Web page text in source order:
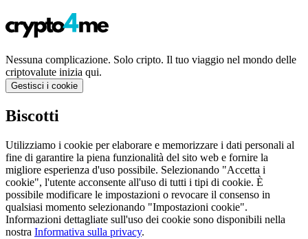
Nessuna complicazione. Solo cripto. Il tuo viaggio nel mondo delle
criptovalute inizia qui.
Gestisci i cookie
Biscotti
Utilizziamo i cookie per elaborare e memorizzare i dati personali al
fine di garantire la piena funzionalità del sito web e fornire la
migliore esperienza d'uso possibile. Selezionando "Accetta i
cookie", l'utente acconsente all'uso di tutti i tipi di cookie. È
possibile modificare le impostazioni o revocare il consenso in
qualsiasi momento selezionando "Impostazioni cookie".
Informazioni dettagliate sull'uso dei cookie sono disponibili nella
nostra Informativa sulla privacy.